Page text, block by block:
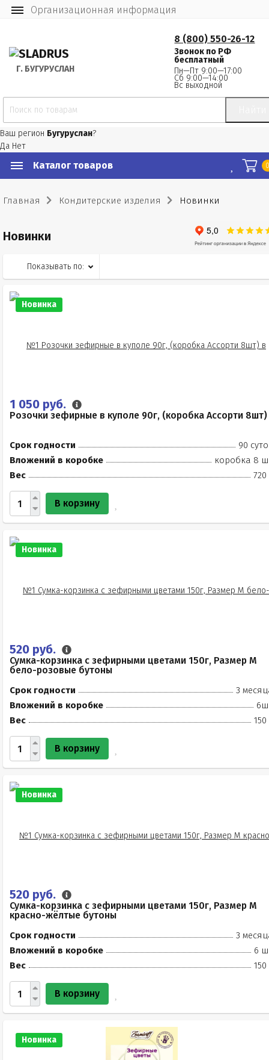
Организационная информация
Г. БУГУРУСЛАН
8 (800) 550-26-12
Звонок по РФ
бесплатный
Пн—Пт 9:00—17:00
Сб 9:00—14:00
Вс выходной
Ваш регион Бугуруслан?
Да Нет
Каталог товаров
Главная Кондитерские изделия Новинки
Новинки
Показывать по:
Новинка
1 050 руб.
Розочки зефирные в куполе 90г, (коробка Ассорти 8шт)
Срок годности
90
Вложений в коробке
коробка 8
Вес
720
В корзину
Новинка
520 руб.
Сумка-корзинка с зефирными цветами 150г, Размер М
бело-розовые бутоны
Срок годности
3
Вложений в коробке
Вес
150
В корзину
Новинка
520 руб.
Сумка-корзинка с зефирными цветами 150г, Размер М
красно-жёлтые бутоны
Срок годности
3
Вложений в коробке
6
Вес
150
В корзину
Новинка